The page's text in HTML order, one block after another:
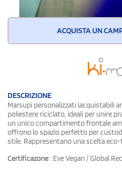
ACQUISTA UN
DESCRIZIONE
Marsupi personalizzati (acquistabili
poliestere riciclato, ideali per unire
un unico compartimento frontale
offrono lo spazio perfetto per
stile. Rappresentano una scelta
Certificazone : Eve Vegan / Global